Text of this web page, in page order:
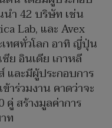
ำ 42 บริษัท เช่น
Lab, และ Avex
ทศทั่วโลก อาทิ ญี่ปุ่น
ย อินเดีย เกาหลี
และมีผู้ประกอบการ
ร่วมงาน คาดว่าจะ
คู่ สร้างมูลค่าการ
ท